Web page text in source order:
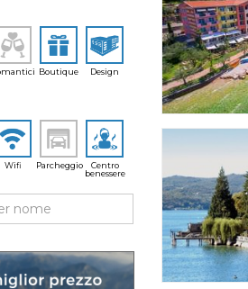
Boutique Design
Wifi Parcheggio
Centro
benessere